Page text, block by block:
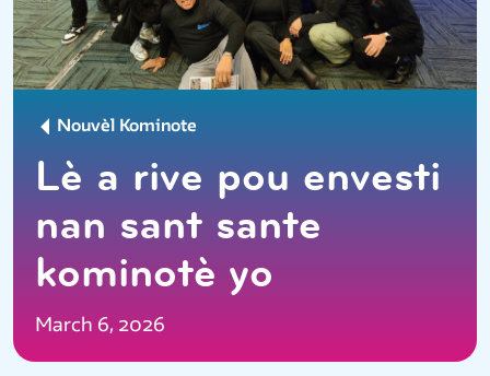
Nouvèl Kominote
Lè a rive pou envesti
nan sant sante
kominotè yo
March 6, 2026